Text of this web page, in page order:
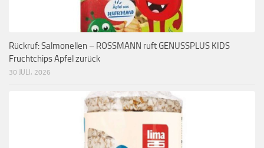
Rückruf: Salmonellen – ROSSMANN ruft GENUSSPLUS KIDS
Fruchtchips Apfel zurück
30 JULI, 2026